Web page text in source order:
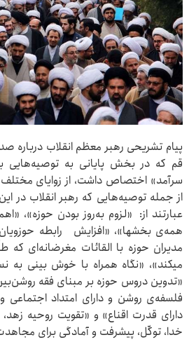
پیام تشریحی رهبر معظم انقلاب درباره
قم که در بخش پایانی به توصیه‌هایی
سرآمد» اختصاص داشت، از زوایای
از جمله توصیه‌هایی که رهبر انقلاب در
عبارتند از: «لزوم به‌روز بودن حوزه»،
همه‌ی بخشها»، «افزایش رابطه حوزویان
مدیران حوزه با القائات مغرضانه‌ای که
میکند»، «نگاه همراه با خوش بینی به
«تدوین دروس حوزه بر مبنای فقه
فلسفه‌ی روشن و دارای امتداد اجتماعی
دارای قدرت اقناع» و «تقویت روحیه زهد،
خدا، توکّل، پیشرفت و آمادگی برای